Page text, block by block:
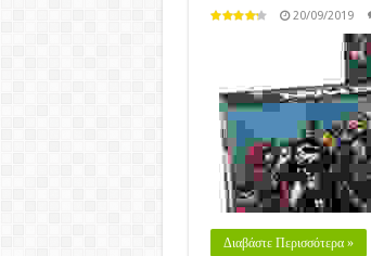
20/09/2019
Διαβάστε Περισσότερα »